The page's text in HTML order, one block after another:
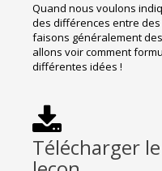
Quand nous voulons
des différences entre
faisons généralement
allons voir comment
différentes idées !
Télécharger